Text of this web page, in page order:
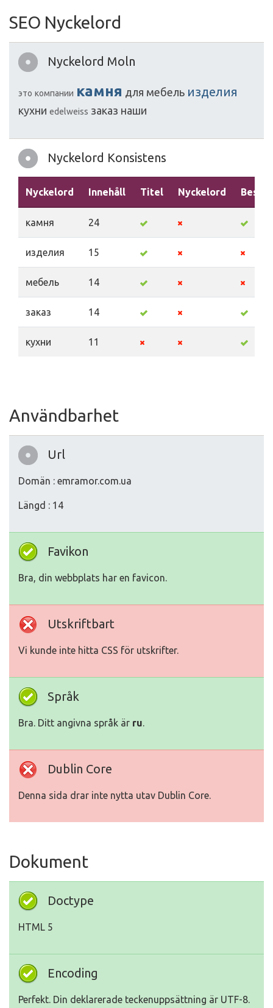
SEO Nyckelord
Nyckelord Moln
это компании камня для мебель изделия
кухни edelweiss заказ наши
Nyckelord Konsistens
Nyckelord Innehåll Titel Nyckelord
камня 24
изделия 15
мебель 14
заказ 14
кухни 11
Användbarhet
Url
Domän : emramor.com.ua
Längd : 14
Favikon
Bra, din webbplats har en favicon.
Utskriftbart
Vi kunde inte hitta CSS för utskrifter.
Språk
Bra. Ditt angivna språk är ru.
Dublin Core
Denna sida drar inte nytta utav Dublin Core.
Dokument
Doctype
HTML 5
Encoding
Perfekt. Din deklarerade teckenuppsättning är UTF-8.